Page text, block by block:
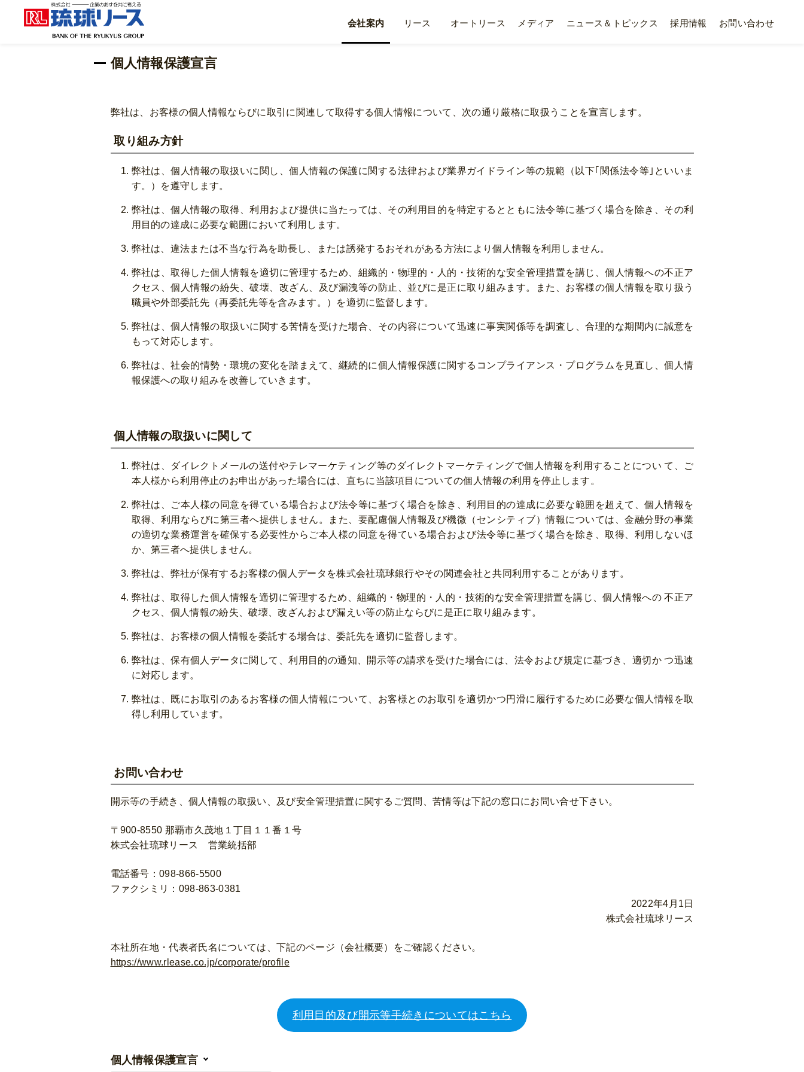
会社案内 リース オートリース メディア ニュース＆トピックス 採用情報 お問い合わせ
個人情報保護宣言
弊社は、お客様の個人情報ならびに取引に関連して取得する個人情報について、次の通り厳格に取扱うことを宣言します。
取り組み方針
弊社は、個人情報の取扱いに関し、個人情報の保護に関する法律および業界ガイドライン等の規範（以下｢関係法令等｣といいま
す。）を遵守します。
弊社は、個人情報の取得、利用および提供に当たっては、その利用目的を特定するとともに法令等に基づく場合を除き、その利
用目的の達成に必要な範囲において利用します。
弊社は、違法または不当な行為を助長し、または誘発するおそれがある方法により個人情報を利用しません。
弊社は、取得した個人情報を適切に管理するため、組織的・物理的・人的・技術的な安全管理措置を講じ、個人情報への不正ア
クセス、個人情報の紛失、破壊、改ざん、及び漏洩等の防止、並びに是正に取り組みます。また、お客様の個人情報を取り扱う
職員や外部委託先（再委託先等を含みます。）を適切に監督します。
弊社は、個人情報の取扱いに関する苦情を受けた場合、その内容について迅速に事実関係等を調査し、合理的な期間内に誠意を
もって対応します。
弊社は、社会的情勢・環境の変化を踏まえて、継続的に個人情報保護に関するコンプライアンス・プログラムを見直し、個人情
報保護への取り組みを改善していきます。
個人情報の取扱いに関して
弊社は、ダイレクトメールの送付やテレマーケティング等のダイレクトマーケティングで個人情報を利用することについ て、ご
本人様から利用停止のお申出があった場合には、直ちに当該項目についての個人情報の利用を停止します。
弊社は、ご本人様の同意を得ている場合および法令等に基づく場合を除き、利用目的の達成に必要な範囲を超えて、個人情報を
取得、利用ならびに第三者へ提供しません。また、要配慮個人情報及び機微（センシティブ）情報については、金融分野の事業
の適切な業務運営を確保する必要性からご本人様の同意を得ている場合および法令等に基づく場合を除き、取得、利用しないほ
か、第三者へ提供しません。
弊社は、弊社が保有するお客様の個人データを株式会社琉球銀行やその関連会社と共同利用することがあります。
弊社は、取得した個人情報を適切に管理するため、組織的・物理的・人的・技術的な安全管理措置を講じ、個人情報への 不正ア
クセス、個人情報の紛失、破壊、改ざんおよび漏えい等の防止ならびに是正に取り組みます。
弊社は、お客様の個人情報を委託する場合は、委託先を適切に監督します。
弊社は、保有個人データに関して、利用目的の通知、開示等の請求を受けた場合には、法令および規定に基づき、適切か つ迅速
に対応します。
弊社は、既にお取引のあるお客様の個人情報について、お客様とのお取引を適切かつ円滑に履行するために必要な個人情報を取
得し利用しています。
お問い合わせ
開示等の手続き、個人情報の取扱い、及び安全管理措置に関するご質問、苦情等は下記の窓口にお問い合せ下さい。
〒900-8550 那覇市久茂地１丁目１１番１号
株式会社琉球リース 営業統括部
電話番号：098-866-5500
ファクシミリ：098-863-0381
2022年4月1日
株式会社琉球リース
本社所在地・代表者氏名については、下記のページ（会社概要）をご確認ください。
https://www.rlease.co.jp/corporate/profile
利用目的及び開示等手続きについてはこちら
個人情報保護宣言